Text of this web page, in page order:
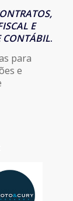
E
CONTÁBIL.
para
e